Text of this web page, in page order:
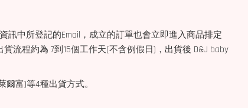
中所登記的Email，成立的訂單也會立即進入商品排定
流程約為 7到15個工作天(不含例假日)，出貨後 D&J baby
爾富)等4種出貨方式。